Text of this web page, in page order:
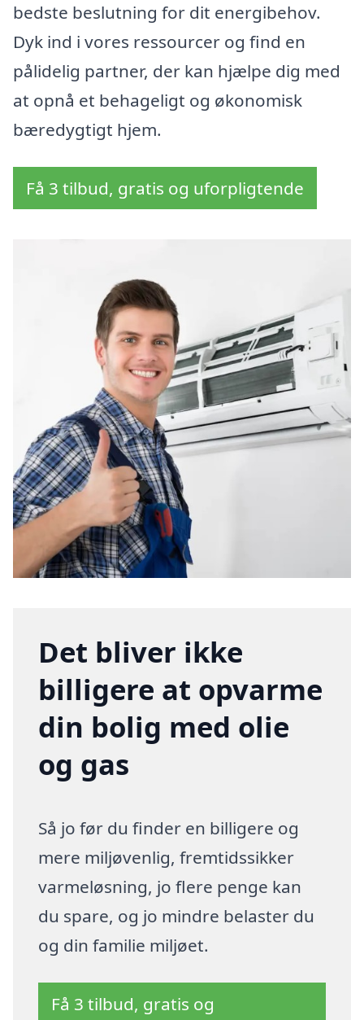
bedste beslutning for dit energibehov.
Dyk ind i vores ressourcer og find en
pålidelig partner, der kan hjælpe dig med
at opnå et behageligt og økonomisk
bæredygtigt hjem.
Få 3 tilbud, gratis og uforpligtende
Det bliver ikke
billigere at opvarme
din bolig med olie
og gas
Så jo før du finder en billigere og
mere miljøvenlig, fremtidssikker
varmeløsning, jo flere penge kan
du spare, og jo mindre belaster du
og din familie miljøet.
Få 3 tilbud, gratis og